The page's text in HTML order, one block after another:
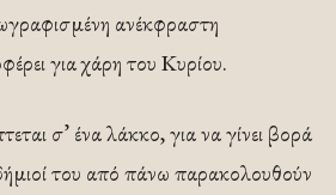
ανέκφραστη
για χάρη του Κυρίου.
σ’ ένα λάκκο, για να γίνει βορά
του από πάνω παρακολουθούν